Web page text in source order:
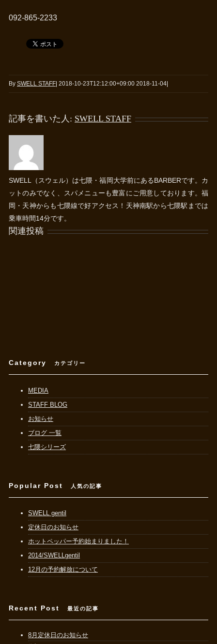
092-865-2233
By SWELL STAFF 2018-10-23T12:12:00+09:00 2018-11-04
記事を書いた人: SWELL STAFF
SWELL（スウェル）は七隈・福岡大学前にあるBARBERです。カ
ットのみでなく、スパメニューも豊富にご用意しております。福
岡・天神からも七隈線で好アクセス！天神南駅から七隈駅までは
乗車時間14分です。
関連投稿
Category カテゴリー
MEDIA
STAFF BLOG
お知らせ
ブログ 一覧
七隈シリーズ
Popular Post 人気の記事
SWELL gentil
定休日のお知らせ
ホットペッパー予約始まりました！
2014/SWELLgentil
12月の予約解放について
Recent Post 最近の記事
8月定休日のお知らせ